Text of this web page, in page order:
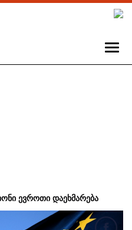
ევროთი დაეხმარება